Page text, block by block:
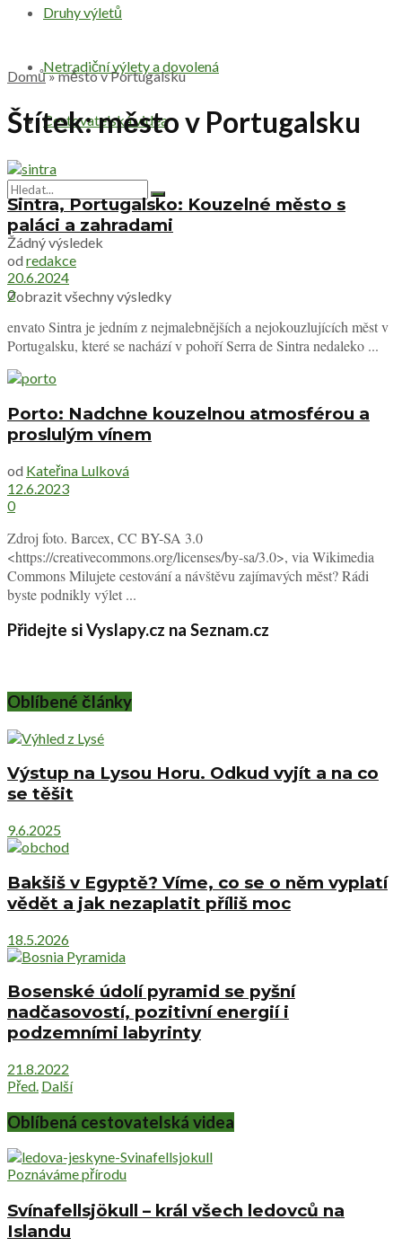
Druhy výletů
Netradiční výlety a dovolená
Cestovatelská videa
Žádný výsledek
Zobrazit všechny výsledky
Domů»město v Portugalsku
Štítek:město v Portugalsku
Sintra, Portugalsko: Kouzelné město s
paláci a zahradami
od redakce
20.6.2024
0
envato Sintra je jedním z nejmalebnějších a nejokouzlujících měst v
Portugalsku, které se nachází v pohoří Serra de Sintra nedaleko ...
Porto: Nadchne kouzelnou atmosférou a
proslulým vínem
od Kateřina Lulková
12.6.2023
0
Zdroj foto. Barcex, CC BY-SA 3.0
<https://creativecommons.org/licenses/by-sa/3.0>, via Wikimedia
Commons Milujete cestování a návštěvu zajímavých měst? Rádi
byste podnikly výlet ...
Přidejte si Vyslapy.cz na Seznam.cz
Oblíbené články
Výstup na Lysou Horu. Odkud vyjít a na co
se těšit
9.6.2025
Bakšiš v Egyptě? Víme, co se o něm vyplatí
vědět a jak nezaplatit příliš moc
18.5.2026
Bosenské údolí pyramid se pyšní
nadčasovostí, pozitivní energií i
podzemními labyrinty
21.8.2022
Před. Další
Oblíbená cestovatelská videa
Poznáváme přírodu
Svínafellsjökull – král všech ledovců na
Islandu